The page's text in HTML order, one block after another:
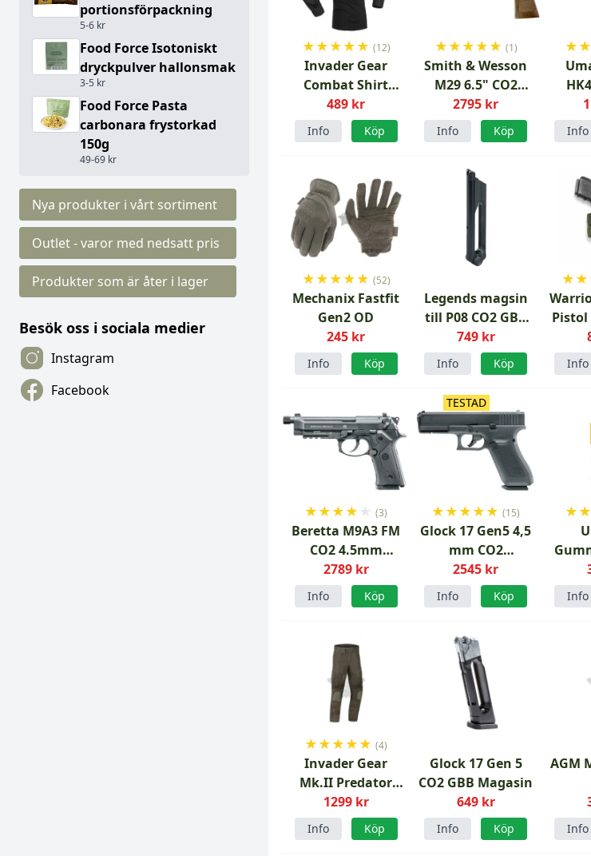
portionsförpackning
5-6 kr
Food Force Isotoniskt
dryckpulver hallonsmak
3-5 kr
Food Force Pasta
carbonara frystorkad
150g
49-69 kr
Nya produkter i vårt sortiment
Outlet - varor med nedsatt pris
Produkter som är åter i lager
Besök oss i sociala medier
Instagram
Facebook
★★★★★ (12)
Invader Gear
Combat Shirt
Svart
489 kr
Info Köp
★★★★★ (1)
Smith & Wesson
M29 6.5" CO2
4.5mm luftpistol
2795 kr
Info Köp
★★
Info
★★★★★ (52)
Mechanix Fastfit
Gen2 OD
245 kr
Info Köp
Legends magsin
till P08 CO2 GBB
luftpistol 4,5 mm
BB
749 kr
Info Köp
★★
Pistol
Info
★★★★ ★ (3)
Beretta M9A3 FM
CO2 4.5mm
luftpistol
2789 kr
Info Köp
★★★★★ (15)
Glock 17 Gen5 4,5
mm CO2
blowback
luftpistol
2545 kr
TESTAD
Info Köp
★★
Info
★★★★★ (4)
Invader Gear
Mk.II Predator
Combat Pant OD
1299 kr
Info Köp
Glock 17 Gen 5
CO2 GBB Magasin
649 kr
Info Köp
AGM
Info